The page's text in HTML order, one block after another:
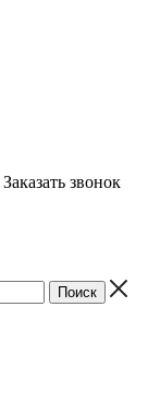
Заказать звонок